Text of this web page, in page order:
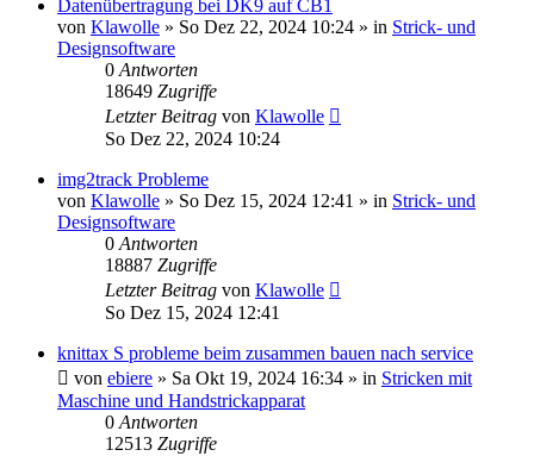
Datenübertragung bei DK9 auf CB1
von Klawolle » So Dez 22, 2024 10:24 » in Strick- und
Designsoftware
0 Antworten
18649 Zugriffe
Letzter Beitrag von Klawolle
So Dez 22, 2024 10:24
img2track Probleme
von Klawolle » So Dez 15, 2024 12:41 » in Strick- und
Designsoftware
0 Antworten
18887 Zugriffe
Letzter Beitrag von Klawolle
So Dez 15, 2024 12:41
knittax S probleme beim zusammen bauen nach service
von ebiere » Sa Okt 19, 2024 16:34 » in Stricken mit
Maschine und Handstrickapparat
0 Antworten
12513 Zugriffe